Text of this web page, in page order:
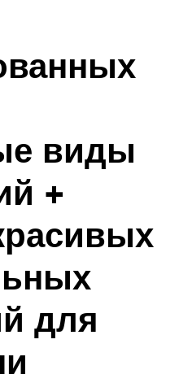
виды
+
для